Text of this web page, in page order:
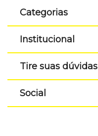
Categorias
Institucional
Tire suas dúvidas
Social